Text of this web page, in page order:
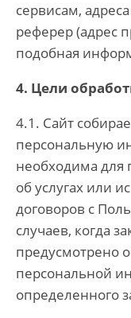
сервисам,
реферер (адрес
подобная
4. Цели
4.1. Сайт
персональную
необходима для
об услугах или
договоров с
случаев, когда
предусмотрено
персональной
определенного